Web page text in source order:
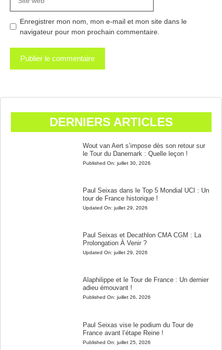
web
Enregistrer mon nom, mon e-mail et mon site dans le
navigateur pour mon prochain commentaire.
DERNIERS ARTICLES
Wout van Aert s’impose dès son retour sur
le Tour du Danemark : Quelle leçon !
Published On: juillet 30, 2026
Paul Seixas dans le Top 5 Mondial UCI : Un
tour de France historique !
Updated On: juillet 29, 2026
Paul Seixas et Decathlon CMA CGM : La
Prolongation À Venir ?
Updated On: juillet 29, 2026
Alaphilippe et le Tour de France : Un dernier
adieu émouvant !
Published On: juillet 26, 2026
Paul Seixas vise le podium du Tour de
France avant l’étape Reine !
Published On: juillet 25, 2026